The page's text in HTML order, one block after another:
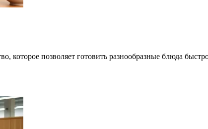
которое позволяет готовить разнообразные блюда